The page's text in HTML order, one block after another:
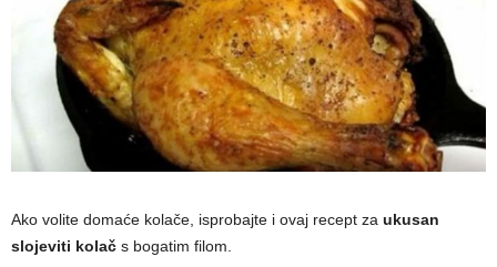
Ako volite domaće kolače, isprobajte i ovaj recept za ukusan
slojeviti kolač s bogatim filom.